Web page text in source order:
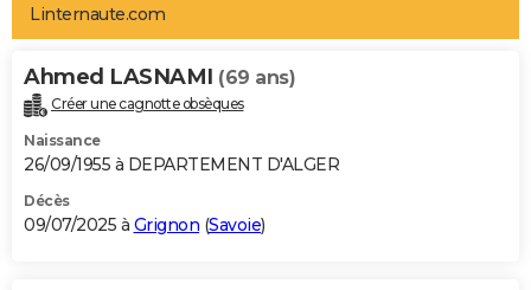
Art de vivre
Bien-être
Loisirs
Mode
Modes de vie
Alimentation
Guide de la santé
Maladies
Médicaments
Sommeil
VOYAGE
Destinations
City break
Voyage nature
Voyage de noces
Forum
Climat
+PHOTO
GUIDES D'ACHAT
BONS PLANS
Linternaute.com
Ahmed LASNAMI (69 ans)
Créer une cagnotte obsèques
Naissance
26/09/1955 à DEPARTEMENT D'ALGER
Décès
09/07/2025 à Grignon (Savoie)